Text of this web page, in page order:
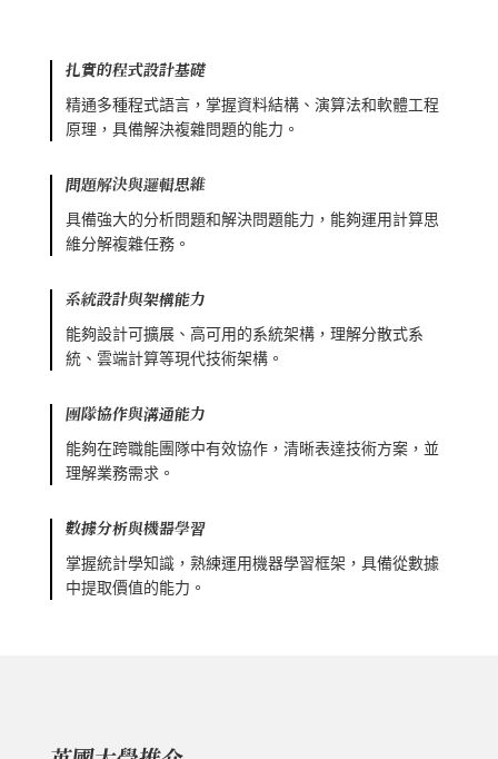
扎實的程式設計基礎
精通多種程式語言，掌握資料結構、演算法和軟體工程
原理，具備解決複雜問題的能力。
問題解決與邏輯思維
具備強大的分析問題和解決問題能力，能夠運用計算思
維分解複雜任務。
系統設計與架構能力
能夠設計可擴展、高可用的系統架構，理解分散式系
統、雲端計算等現代技術架構。
團隊協作與溝通能力
能夠在跨職能團隊中有效協作，清晰表達技術方案，並
理解業務需求。
數據分析與機器學習
掌握統計學知識，熟練運用機器學習框架，具備從數據
中提取價值的能力。